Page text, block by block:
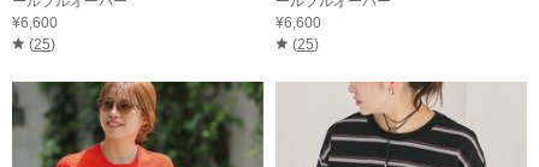
¥6,600
(25)
¥6,600
(25)